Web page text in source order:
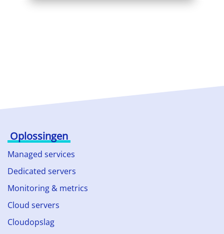
Oplossingen
Managed services
Dedicated servers
Monitoring & metrics
Cloud servers
Cloudopslag